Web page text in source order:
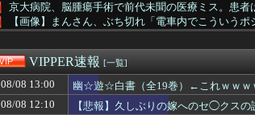
京大病院、脳腫瘍手術で前代未聞の医療ミス。患者
【画像】まんさん、ぶち切れ「電車内でこういうポ
【規格外】実在する歴史上の人物で「こいつチー
【画像】ロリコン大好き部、ワイのフォルダが火を
【恫喝】パパ活おじさん、待ち合わせに写真と違う
【画像】とんでもなくデカイＪＫが発見されるｗｗ
【ｼｺ画像】巨乳女さん、ムホホお○ぱいがはみ出し
VIPPER速報 [一覧]
08/08 13:00
幽☆遊☆白書（全19巻）←これｗｗｗ
08/08 12:10
【悲報】久しぶりの嫁へのセ◯クスの